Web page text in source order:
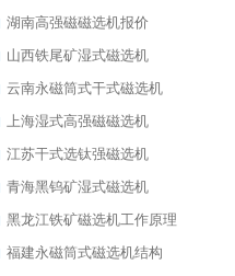
湖南高强磁磁选机报价
山西铁尾矿湿式磁选机
云南永磁筒式干式磁选机
上海湿式高强磁磁选机
江苏干式选钛强磁选机
青海黑钨矿湿式磁选机
黑龙江铁矿磁选机工作原理
福建永磁筒式磁选机结构